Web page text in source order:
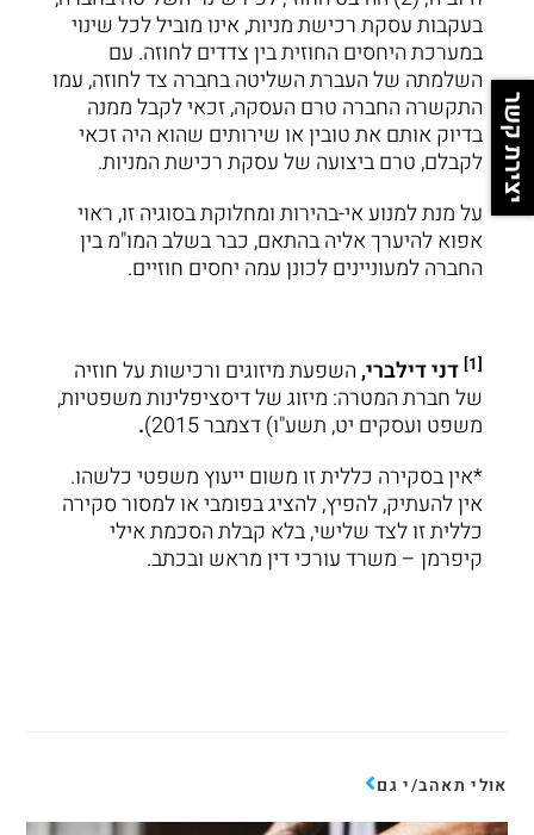
בעקבות עסקת רכישת מניות, אינו מוביל לכל שינוי
במערכת היחסים החוזית בין צדדים לחוזה. עם
השלמתה של העברת השליטה בחברה צד לחוזה, עמו
התקשרה החברה טרם העסקה, זכאי לקבל ממנה
בדיוק אותם את טובין או שירותים שהוא היה זכאי
לקבלם, טרם ביצועה של עסקת רכישת המניות.
על מנת למנוע אי-בהירות ומחלוקת בסוגיה זו, ראוי
אפוא להיערך אליה בהתאם, כבר בשלב המו"מ בין
החברה למעוניינים לכונן עמה יחסים חוזיים.
[1] דני דילברי,השפעת מיזוגים ורכישות על חוזיה
של חברת המטרה: מיזוג של דיסציפלינות משפטיות,
משפט ועסקים יט, תשע"ו) דצמבר 2015)
.
*אין בסקירה כללית זו משום ייעוץ משפטי כלשהו.
אין להעתיק, להפיץ, להציג בפומבי או למסור סקירה
כללית זו לצד שלישי, בלא קבלת הסכמת אילי
קיפרמן – משרד עורכי דין מראש ובכתב.
אולי תאהב/י גם
יצירת קשר